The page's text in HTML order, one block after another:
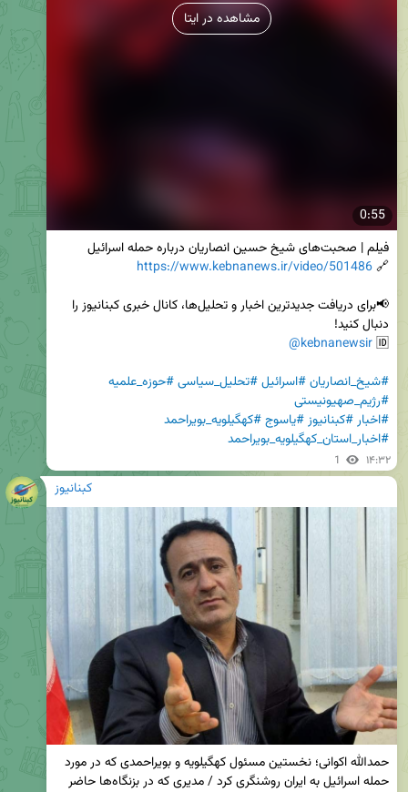
0:55
مشاهده در ایتا
🔗
https://www.kebnanews.ir/video/501486
🆔
@kebnanewsir
#شیخ_انصاریان#اسرائیل#تحلیل_سیاسی#حوزه_علمیه
#رژیم_صهیونیستی
#اخبار#کبنانیوز#یاسوج#کهگیلویه_بویراحمد
#اخبار_استان_کهگیلویه_بویراحمد
1 ۱۴:۳۲
کبنانیوز